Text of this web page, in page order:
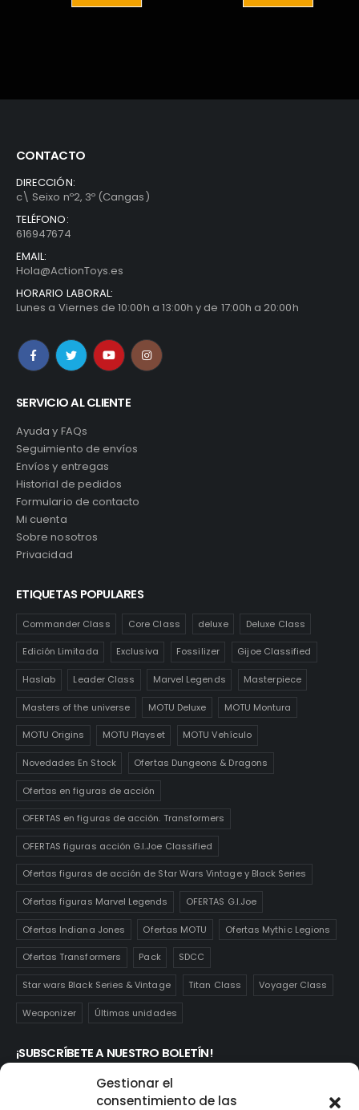
Gestionar el
consentimiento de las
CONTACTO
DIRECCIÓN:
c\ Seixo nº2, 3º (Cangas)
TELÉFONO:
616947674
EMAIL:
Hola@ActionToys.es
HORARIO LABORAL:
Lunes a Viernes de 10:00h a 13:00h y de 17:00h a 20:00h
SERVICIO AL CLIENTE
Ayuda y FAQs
Seguimiento de envíos
Envíos y entregas
Historial de pedidos
Formulario de contacto
Mi cuenta
Sobre nosotros
Privacidad
ETIQUETAS POPULARES
Commander Class Core Class deluxe Deluxe Class
Edición Limitada Exclusiva Fossilizer Gijoe Classified
Haslab Leader Class Marvel Legends Masterpiece
Masters of the universe MOTU Deluxe MOTU Montura
MOTU Origins MOTU Playset MOTU Vehículo
Novedades En Stock Ofertas Dungeons & Dragons
Ofertas en figuras de acción
OFERTAS en figuras de acción. Transformers
OFERTAS figuras acción G.I.Joe Classified
Ofertas figuras de acción de Star Wars Vintage y Black Series
Ofertas figuras Marvel Legends OFERTAS G.I.Joe
Ofertas Indiana Jones Ofertas MOTU Ofertas Mythic Legions
Ofertas Transformers Pack SDCC
Star wars Black Series & Vintage Titan Class Voyager Class
Weaponizer Últimas unidades
¡SUBSCRÍBETE A NUESTRO BOLETÍN!
Te mantendrás informado de las novedades y ofertas que
realmente te interesan. Subscríbete aquí: